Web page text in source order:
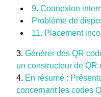
9. Connexion
Problème de
11. Placement
Générer des QR
un constructeur de QR
En résumé :
concernant les codes